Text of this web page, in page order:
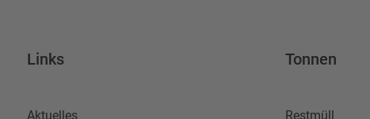
Links
Aktuelles
Tonnen
Restmüll